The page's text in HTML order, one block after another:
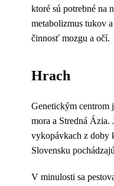
ktoré sú potrebné na
metabolizmus tukov
činnosť mozgu a očí.
Hrach
Genetickým centrom
mora a Stredná Ázia.
vykopávkach z doby
Slovensku
V minulosti sa